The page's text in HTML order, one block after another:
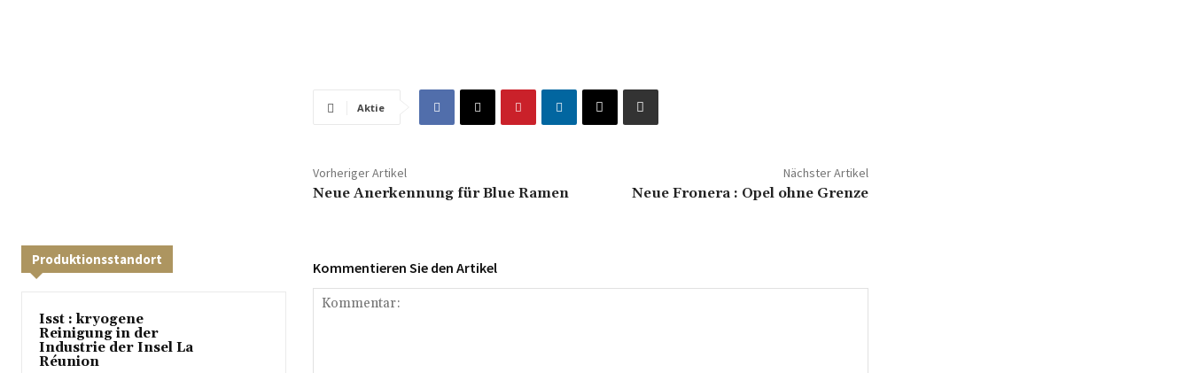
Aktie
Vorheriger Artikel
Neue Anerkennung für Blue Ramen
Nächster Artikel
Neue Fronera : Opel ohne Grenze
Produktionsstandort
Isst : kryogene
Reinigung in der
Industrie der Insel La
Réunion
Kommentieren Sie den Artikel